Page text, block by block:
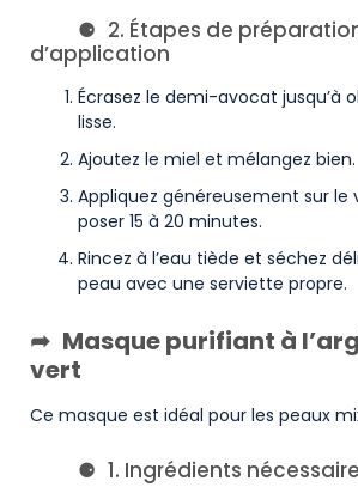
2. Étapes de
d’application
Écrasez le demi-avocat jusqu’à
lisse.
Ajoutez le miel et mélangez bien.
Appliquez généreusement sur le
poser 15 à 20 minutes.
Rincez à l’eau tiède et séchez
peau avec une serviette propre.
Masque purifiant à
vert
Ce masque est idéal pour les peaux
1. Ingrédients